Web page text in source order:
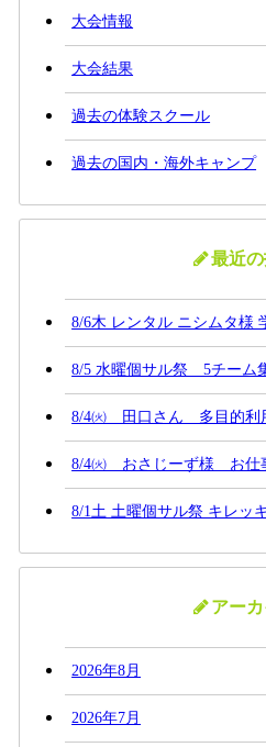
大会情報
大会結果
過去の体験スクール
過去の国内・海外キャンプ
最近
8/6木 レンタル ニシムタ様
8/5 水曜個サル祭 5チーム
8/4㈫ 田口さん 多目的利
8/4㈫ おさじーず様 お仕
8/1土 土曜個サル祭 キレッ
アー
2026年8月
2026年7月